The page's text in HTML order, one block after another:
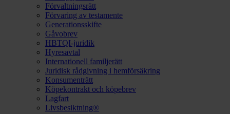
Förvaltningsrätt
Förvaring av testamente
Generationsskifte
Gåvobrev
HBTQI-juridik
Hyresavtal
Internationell familjerätt
Juridisk rådgivning i hemförsäkring
Konsumenträtt
Köpekontrakt och köpebrev
Lagfart
Livsbesiktning®